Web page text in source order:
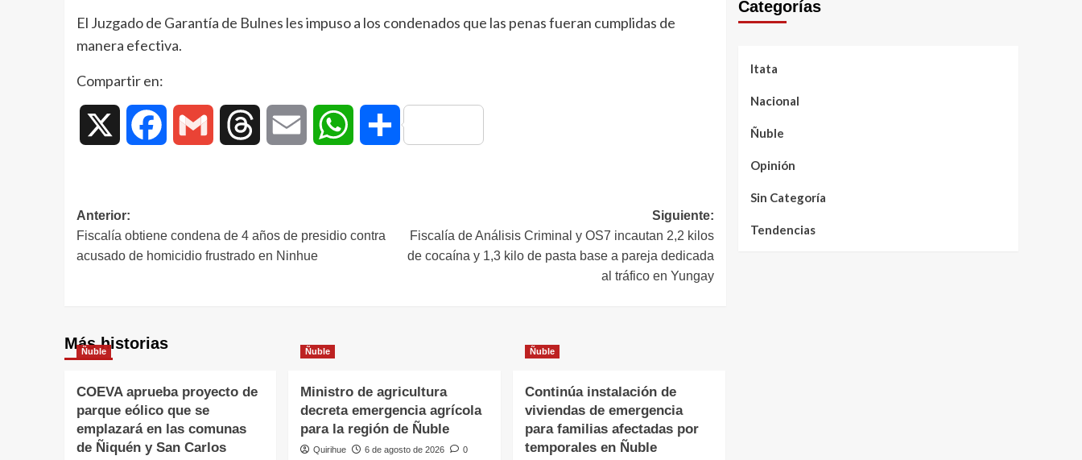
El Juzgado de Garantía de Bulnes les impuso a los condenados que las penas fueran cumplidas de
manera efectiva.
Compartir en:
Facebook Gmail Threads Email WhatsAppCompartir
Anterior:
Fiscalía obtiene condena de 4 años de presidio contra
acusado de homicidio frustrado en Ninhue
Siguiente:
Fiscalía de Análisis Criminal y OS7 incautan 2,2 kilos
de cocaína y 1,3 kilo de pasta base a pareja dedicada
al tráfico en Yungay
Más historias
Ñuble
COEVA aprueba proyecto de
parque eólico que se
emplazará en las comunas
de Ñiquén y San Carlos
Ñuble
Ministro de agricultura
decreta emergencia agrícola
para la región de Ñuble
Quirihue 6 de agosto de 2026 0
Ñuble
Continúa instalación de
viviendas de emergencia
para familias afectadas por
temporales en Ñuble
Categorías
Itata
Nacional
Ñuble
Opinión
Sin Categoría
Tendencias